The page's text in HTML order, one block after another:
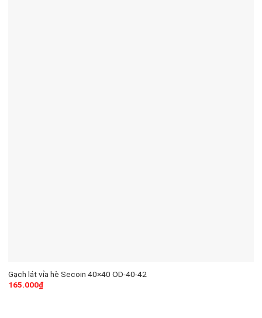
Gạch lát vỉa hè Secoin 40×40 OD-40-42
165.000₫